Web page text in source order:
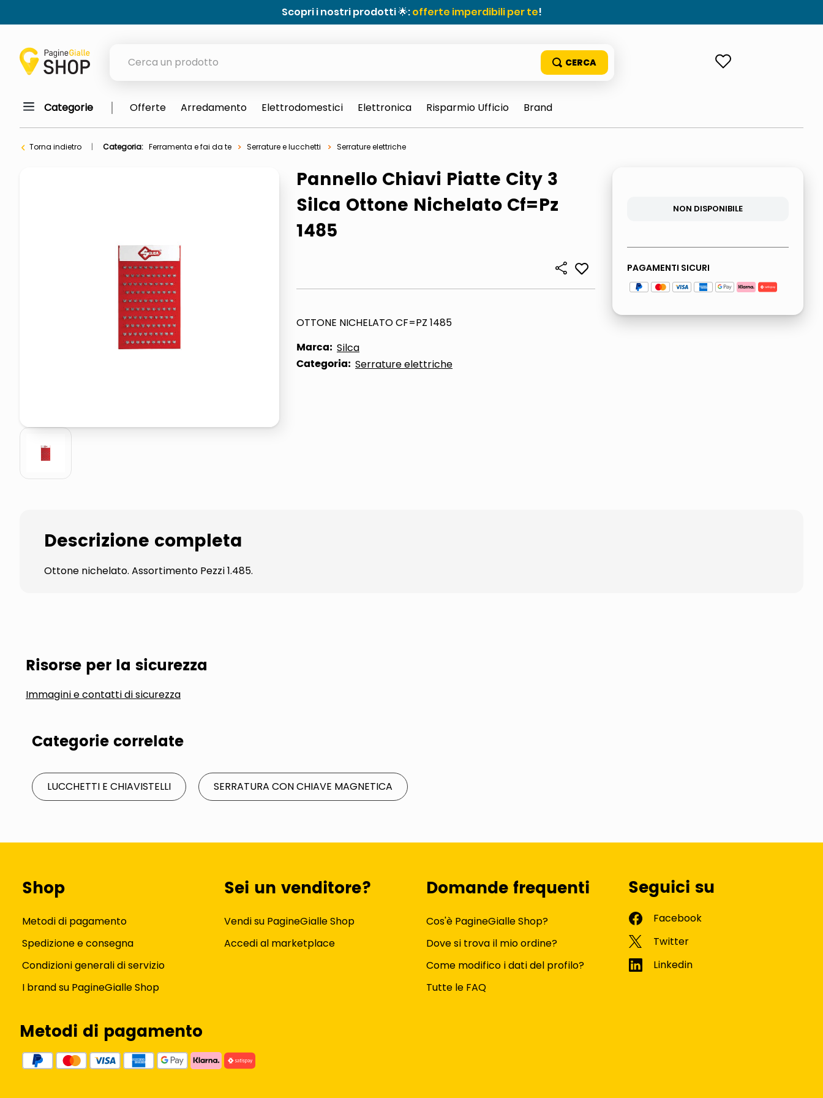
Scopri i nostri prodotti 🌟:offerte imperdibili per te!
orologio parete
lucidatrice pavimenti
italia independent occhiali sole 0703 thin rotondo sun
pattumiera raccolta differenziata
crema funghi porcini tartufo
Categorie Offerte Arredamento Elettrodomestici Elettronica Risparmio Ufficio Brand
Torna indietro Categoria: Ferramenta e fai da te Serrature e lucchetti Serrature elettriche
Pannello Chiavi Piatte City 3
Silca Ottone Nichelato Cf=Pz
1485
OTTONE NICHELATO CF=PZ 1485
Marca: Silca
Categoria: Serrature elettriche
NON DISPONIBILE
PAGAMENTI SICURI
Descrizione completa
Ottone nichelato. Assortimento Pezzi 1.485.
Risorse per la sicurezza
Immagini e contatti di sicurezza
Categorie correlate
LUCCHETTI E CHIAVISTELLI SERRATURA CON CHIAVE MAGNETICA
Shop
Metodi di pagamento
Spedizione e consegna
Condizioni generali di servizio
I brand su PagineGialle Shop
Sei un venditore?
Vendi su PagineGialle Shop
Accedi al marketplace
Domande frequenti
Cos'è PagineGialle Shop?
Dove si trova il mio ordine?
Come modifico i dati del profilo?
Tutte le FAQ
Seguici su
Metodi di pagamento